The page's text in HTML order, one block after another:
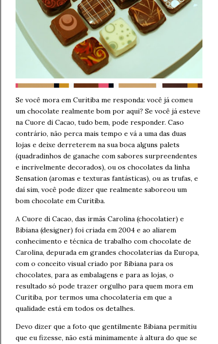
Se você mora em Curitiba me responda: você já comeu
um chocolate realmente bom por aqui? Se você já esteve
na Cuore di Cacao, tudo bem, pode responder. Caso
contrário, não perca mais tempo e vá a uma das duas
lojas e deixe derreterem na sua boca alguns palets
(quadradinhos de ganache com sabores surpreendentes
e incrivelmente decorados), ou os chocolates da linha
Sensation (aromas e texturas fantásticas), ou as trufas, e
daí sim, você pode dizer que realmente saboreou um
bom chocolate em Curitiba.
A Cuore di Cacao, das irmãs Carolina (chocolatier) e
Bibiana (designer) foi criada em 2004 e ao aliarem
conhecimento e técnica de trabalho com chocolate de
Carolina, depurada em grandes chocolaterias da Europa,
com o conceito visual criado por Bibiana para os
chocolates, para as embalagens e para as lojas, o
resultado só pode trazer orgulho para quem mora em
Curitiba, por termos uma chocolateria em que a
qualidade está em todos os detalhes.
Devo dizer que a foto que gentilmente Bibiana permitiu
que eu fizesse, não está minimamente à altura do que se